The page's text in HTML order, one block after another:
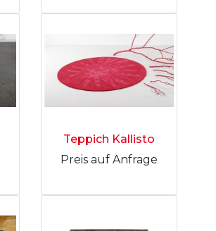
Teppich Kallisto
Preis auf Anfrage